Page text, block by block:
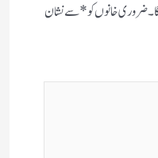
ضروری خانوں کو*سے نشان